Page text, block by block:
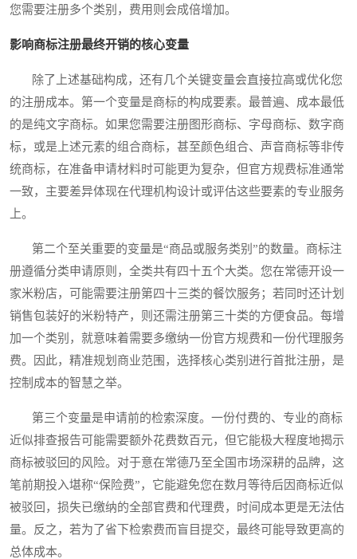
您需要注册多个类别，费用则会成倍增加。
影响商标注册最终开销的核心变量
除了上述基础构成，还有几个关键变量会直接拉高或优化您
的注册成本。第一个变量是商标的构成要素。最普遍、成本最低
的是纯文字商标。如果您需要注册图形商标、字母商标、数字商
标，或是上述元素的组合商标，甚至颜色组合、声音商标等非传
统商标，在准备申请材料时可能更为复杂，但官方规费标准通常
一致，主要差异体现在代理机构设计或评估这些要素的专业服务
上。
第二个至关重要的变量是“商品或服务类别”的数量。商标注
册遵循分类申请原则，全类共有四十五个大类。您在常德开设一
家米粉店，可能需要注册第四十三类的餐饮服务；若同时还计划
销售包装好的米粉特产，则还需注册第三十类的方便食品。每增
加一个类别，就意味着需要多缴纳一份官方规费和一份代理服务
费。因此，精准规划商业范围，选择核心类别进行首批注册，是
控制成本的智慧之举。
第三个变量是申请前的检索深度。一份付费的、专业的商标
近似排查报告可能需要额外花费数百元，但它能极大程度地揭示
商标被驳回的风险。对于意在常德乃至全国市场深耕的品牌，这
笔前期投入堪称“保险费”，它能避免您在数月等待后因商标近似
被驳回，损失已缴纳的全部官费和代理费，时间成本更是无法估
量。反之，若为了省下检索费而盲目提交，最终可能导致更高的
总体成本。